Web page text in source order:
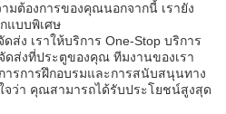
ต้องการของคุณนอกจากนี้ เรายัง
แบบพิเศษ
ส่ง เราให้บริการ One-Stop บริการ
ดส่งที่ประตูของคุณ ทีมงานของเรา
รการฝึกอบรมและการสนับสนุนทาง
จว่า คุณสามารถได้รับประโยชน์สูงสุด